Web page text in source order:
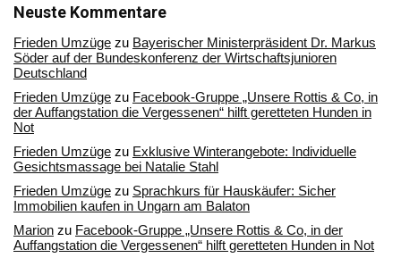
Archiv
Neuste Kommentare
Frieden Umzüge zu Bayerischer Ministerpräsident Dr. Markus
Söder auf der Bundeskonferenz der Wirtschaftsjunioren
Deutschland
Frieden Umzüge zu Facebook-Gruppe „Unsere Rottis & Co, in
der Auffangstation die Vergessenen“ hilft geretteten Hunden in
Not
Frieden Umzüge zu Exklusive Winterangebote: Individuelle
Gesichtsmassage bei Natalie Stahl
Frieden Umzüge zu Sprachkurs für Hauskäufer: Sicher
Immobilien kaufen in Ungarn am Balaton
Marion zu Facebook-Gruppe „Unsere Rottis & Co, in der
Auffangstation die Vergessenen“ hilft geretteten Hunden in Not